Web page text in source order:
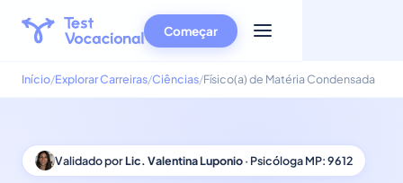
Começar
Início Explorar Carreiras Ciências Físico(a) de Matéria Condensada
Validado porLic. Valentina Luponio· Psicóloga MP: 9612